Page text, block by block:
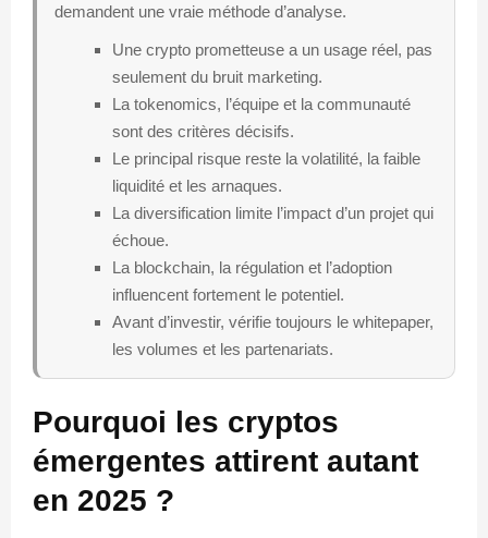
demandent une vraie méthode d’analyse.
Une crypto prometteuse a un usage réel, pas
seulement du bruit marketing.
La tokenomics, l’équipe et la communauté
sont des critères décisifs.
Le principal risque reste la volatilité, la faible
liquidité et les arnaques.
La diversification limite l’impact d’un projet qui
échoue.
La blockchain, la régulation et l’adoption
influencent fortement le potentiel.
Avant d’investir, vérifie toujours le whitepaper,
les volumes et les partenariats.
Pourquoi les cryptos
émergentes attirent autant
en 2025 ?